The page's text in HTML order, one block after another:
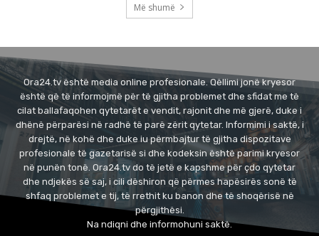
Më shumë
Ora24.tv është media online profesionale. Qëllimi jonë kryesor
është që të informojmë për të gjitha problemet dhe sfidat me të
cilat ballafaqohen qytetarët e vendit, rajonit dhe më gjerë, duke i
dhënë përparësi në radhë të parë zërit qytetar. Informimi i saktë, i
drejtë, në kohë dhe duke iu përmbajtur të gjitha dispozitave
profesionale të gazetarisë si dhe kodeksin është parimi kryesor
në punën tonë. Ora24.tv do të jetë e kapshme për çdo qytetar
dhe ndjekës së saj, i cili dëshiron që përmes hapësirës sonë të
shfaq problemet e tij, të rrethit ku banon dhe të shoqërisë në
përgjithësi.
Na ndiqni dhe informohuni saktë.